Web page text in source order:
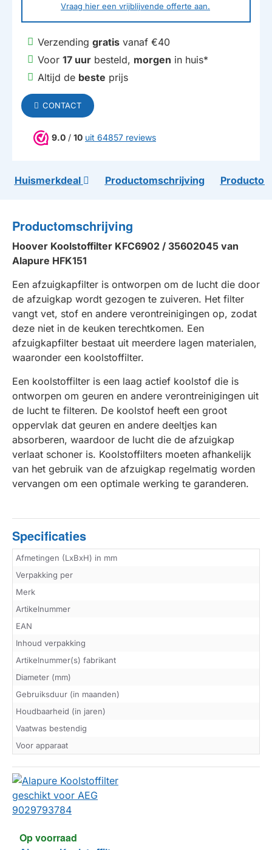
Vraag hier een vrijblijvende offerte aan.
Verzending gratis vanaf €40
Voor 17 uur besteld, morgen in huis*
Altijd de beste prijs
CONTACT
9.0 / 10 uit 64857 reviews
Huismerkdeal Productomschrijving
Productomschrijving
Hoover Koolstoffilter KFC6902 / 35602045 van
Alapure HFK151
Een afzuigkapfilter is ontworpen om de lucht die door
de afzuigkap wordt gezogen te zuiveren. Het filter
vangt vet, stof en andere verontreinigingen op, zodat
deze niet in de keuken terechtkomen. Een
afzuigkapfilter bestaat uit meerdere lagen materialen,
waaronder een koolstoffilter.
Een koolstoffilter is een laag actief koolstof die is
ontworpen om geuren en andere verontreinigingen uit
de lucht te filteren. De koolstof heeft een groot
oppervlak dat geuren en andere deeltjes kan
absorberen, waardoor de lucht die de afzuigkap
verlaat schoner is. Koolstoffilters moeten afhankelijk
van het gebruik van de afzuigkap regelmatig worden
vervangen om een optimale werking te garanderen.
Specificaties
Afmetingen (LxBxH) in mm
Verpakking per
Merk
Artikelnummer
EAN
Inhoud verpakking
Artikelnummer(s) fabrikant
Diameter (mm)
Gebruiksduur (in maanden)
Houdbaarheid (in jaren)
Vaatwas bestendig
Voor apparaat
Op voorraad